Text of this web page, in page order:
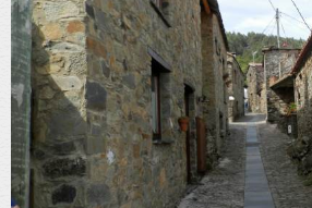
Partenaires
Association
Contact
Album
Adhérer